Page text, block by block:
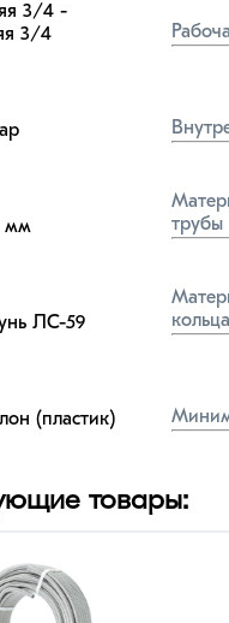
3/4 -
3/4
мм
трубы
ЛС-59
кольца
(пластик)
товары: